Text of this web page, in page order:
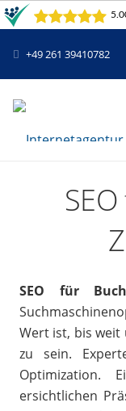
+49 261 39410782
SEO für
Wert ist, bis weit
zu sein.
Optimization.
ersichtlichen